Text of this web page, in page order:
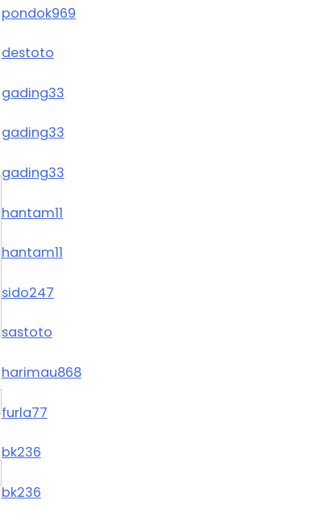
pondok969
destoto
gading33
gading33
gading33
hantam11
hantam11
sido247
sastoto
harimau868
furla77
bk236
bk236